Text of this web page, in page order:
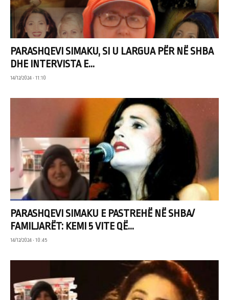
PARASHQEVI SIMAKU, SI U LARGUA PËR NË SHBA
DHE INTERVISTA E...
14/12/2024 • 11:10
PARASHQEVI SIMAKU E PASTREHË NË SHBA/
FAMILJARËT: KEMI 5 VITE QË...
14/12/2024 • 10:45